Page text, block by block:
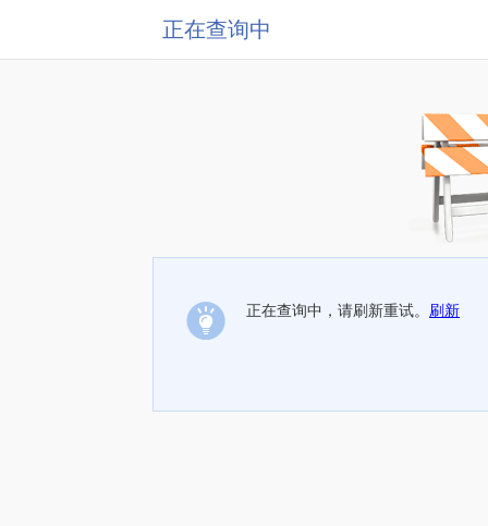
正在查询中
正在查询中，请刷新重试。 刷新